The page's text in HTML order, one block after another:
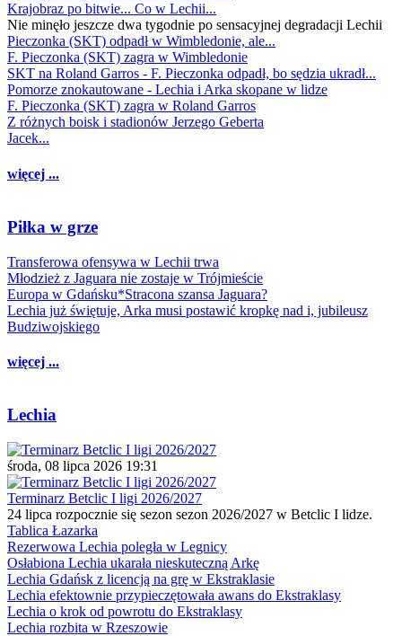
Krajobraz po bitwie... Co w Lechii...
Nie minęło jeszcze dwa tygodnie po sensacyjnej degradacji Lechii
Pieczonka (SKT) odpadł w Wimbledonie, ale...
F. Pieczonka (SKT) zagra w Wimbledonie
SKT na Roland Garros - F. Pieczonka odpadł, bo sędzia ukradł...
Pomorze znokautowane - Lechia i Arka skopane w lidze
F. Pieczonka (SKT) zagra w Roland Garros
Z różnych boisk i stadionów Jerzego Geberta
Jacek...
więcej ...
Piłka w grze
Transferowa ofensywa w Lechii trwa
Młodzież z Jaguara nie zostaje w Trójmieście
Europa w Gdańsku*Stracona szansa Jaguara?
Lechia już świętuje, Arka musi postawić kropkę nad i, jubileusz
Budziwojskiego
więcej ...
Lechia
środa, 08 lipca 2026 19:31
Terminarz Betclic I ligi 2026/2027
24 lipca rozpocznie się sezon sezon 2026/2027 w Betclic I lidze.
Tablica Łazarka
Rezerwowa Lechia poległa w Legnicy
Osłabiona Lechia ukarała nieskuteczną Arkę
Lechia Gdańsk z licencją na grę w Ekstraklasie
Lechia efektownie przypieczętowała awans do Ekstraklasy
Lechia o krok od powrotu do Ekstraklasy
Lechia rozbita w Rzeszowie